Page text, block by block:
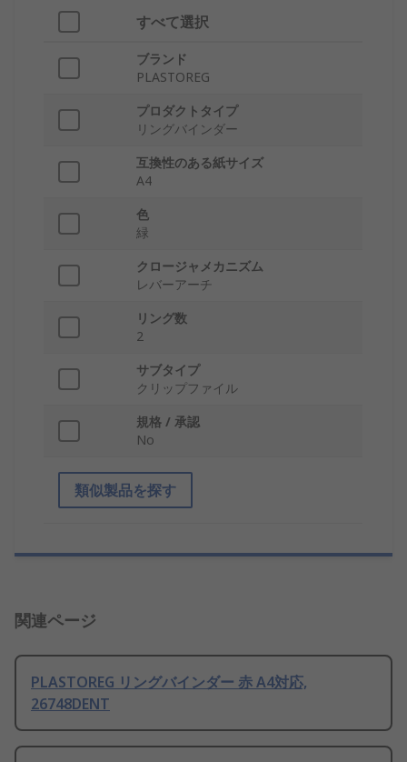
すべて選択
ブランド
PLASTOREG
プロダクトタイプ
リングバインダー
互換性のある紙サイズ
A4
色
緑
クロージャメカニズム
レバーアーチ
リング数
2
サブタイプ
クリップファイル
規格 / 承認
No
類似製品を探す
関連ページ
PLASTOREG リングバインダー 赤 A4対応,
26748DENT